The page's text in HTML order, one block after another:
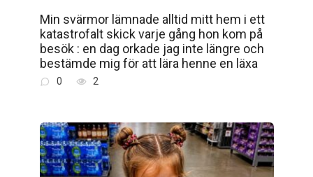
Min svärmor lämnade alltid mitt hem i ett
katastrofalt skick varje gång hon kom på
besök : en dag orkade jag inte längre och
bestämde mig för att lära henne en läxa
0 2